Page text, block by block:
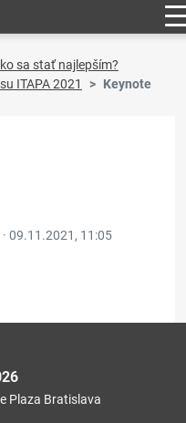
sa stať najlepším?
ITAPA 2021
Keynote
09.11.2021, 11:05
Plaza Bratislava